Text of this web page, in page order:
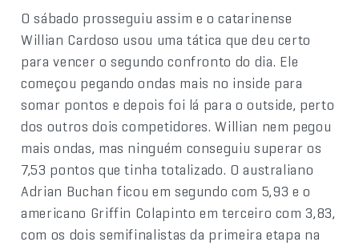
O sábado prosseguiu assim e o catarinense
Willian Cardoso usou uma tática que deu certo
para vencer o segundo confronto do dia. Ele
começou pegando ondas mais no inside para
somar pontos e depois foi lá para o outside, perto
dos outros dois competidores. Willian nem pegou
mais ondas, mas ninguém conseguiu superar os
7,53 pontos que tinha totalizado. O australiano
Adrian Buchan ficou em segundo com 5,93 e o
americano Griffin Colapinto em terceiro com 3,83,
com os dois semifinalistas da primeira etapa na